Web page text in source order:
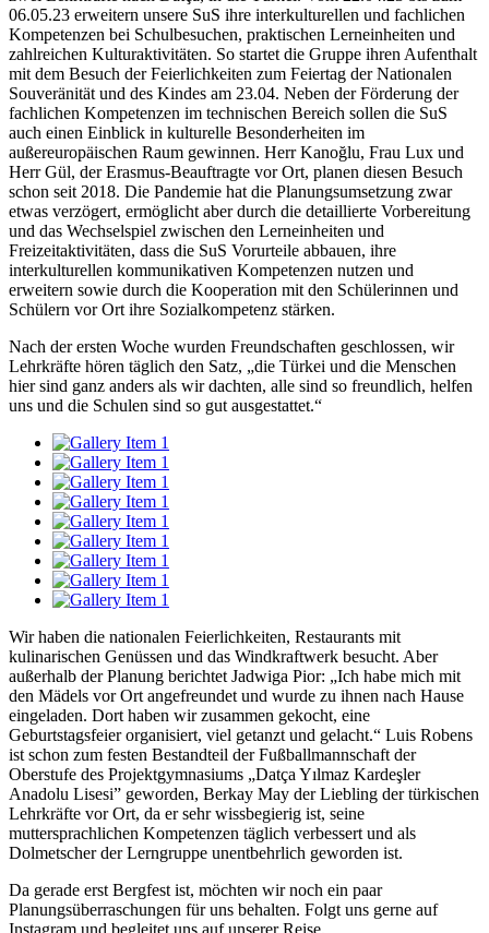
06.05.23 erweitern unsere SuS ihre interkulturellen und fachlichen
Kompetenzen bei Schulbesuchen, praktischen Lerneinheiten und
zahlreichen Kulturaktivitäten. So startet die Gruppe ihren Aufenthalt
mit dem Besuch der Feierlichkeiten zum Feiertag der Nationalen
Souveränität und des Kindes am 23.04. Neben der Förderung der
fachlichen Kompetenzen im technischen Bereich sollen die SuS
auch einen Einblick in kulturelle Besonderheiten im
außereuropäischen Raum gewinnen. Herr Kanoğlu, Frau Lux und
Herr Gül, der Erasmus-Beauftragte vor Ort, planen diesen Besuch
schon seit 2018. Die Pandemie hat die Planungsumsetzung zwar
etwas verzögert, ermöglicht aber durch die detaillierte Vorbereitung
und das Wechselspiel zwischen den Lerneinheiten und
Freizeitaktivitäten, dass die SuS Vorurteile abbauen, ihre
interkulturellen kommunikativen Kompetenzen nutzen und
erweitern sowie durch die Kooperation mit den Schülerinnen und
Schülern vor Ort ihre Sozialkompetenz stärken.
Nach der ersten Woche wurden Freundschaften geschlossen, wir
Lehrkräfte hören täglich den Satz, „die Türkei und die Menschen
hier sind ganz anders als wir dachten, alle sind so freundlich, helfen
uns und die Schulen sind so gut ausgestattet.“
Wir haben die nationalen Feierlichkeiten, Restaurants mit
kulinarischen Genüssen und das Windkraftwerk besucht. Aber
außerhalb der Planung berichtet Jadwiga Pior: „Ich habe mich mit
den Mädels vor Ort angefreundet und wurde zu ihnen nach Hause
eingeladen. Dort haben wir zusammen gekocht, eine
Geburtstagsfeier organisiert, viel getanzt und gelacht.“ Luis Robens
ist schon zum festen Bestandteil der Fußballmannschaft der
Oberstufe des Projektgymnasiums „Datça Yılmaz Kardeşler
Anadolu Lisesi” geworden, Berkay May der Liebling der türkischen
Lehrkräfte vor Ort, da er sehr wissbegierig ist, seine
muttersprachlichen Kompetenzen täglich verbessert und als
Dolmetscher der Lerngruppe unentbehrlich geworden ist.
Da gerade erst Bergfest ist, möchten wir noch ein paar
Planungsüberraschungen für uns behalten. Folgt uns gerne auf
Instagram und begleitet uns auf unserer Reise.